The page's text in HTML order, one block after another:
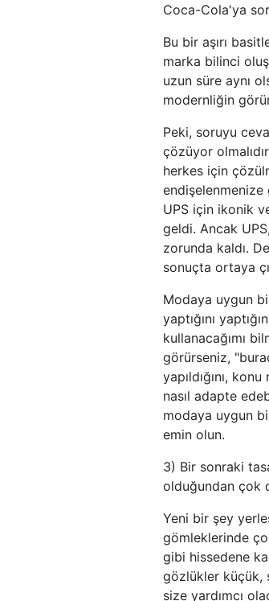
Coca-Cola'ya
Bu bir aşırı
marka bilinci
uzun süre aynı
modernliğin
Peki, soruyu
çözüyor
herkes için
UPS için ikonik
geldi. Ancak
zorunda kaldı.
sonuçta ortaya
Modaya uygun
yaptığını
kullanacağımı
görürseniz,
yapıldığını,
nasıl adapte
modaya uygun
emin olun.
3) Bir sonraki
olduğundan çok
Yeni bir şey
gömleklerinde
gibi hissedene
gözlükler küçük,
size yardımcı